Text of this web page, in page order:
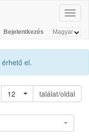
Bejelentkezés
érhető el.
12
találat/oldal